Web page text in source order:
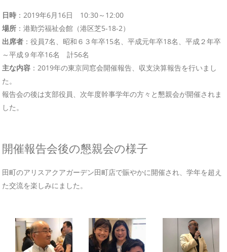
日時 ：2019年6月16日 10:30～12:00
場所 ：港勤労福祉会館（港区芝5-18-2）
出席者 ：役員7名、昭和６３年卒15名、平成元年卒18名、平成２年卒
～平成９年卒16名 計56名
主な内容 ：2019年の東京同窓会開催報告、収支決算報告を行いまし
た。
報告会の後は支部役員、次年度幹事学年の方々と懇親会が開催されま
した。
開催報告会後の懇親会の様子
田町のアリスアクアガーデン田町店で賑やかに開催され、学年を超え
た交流を楽しみにました。